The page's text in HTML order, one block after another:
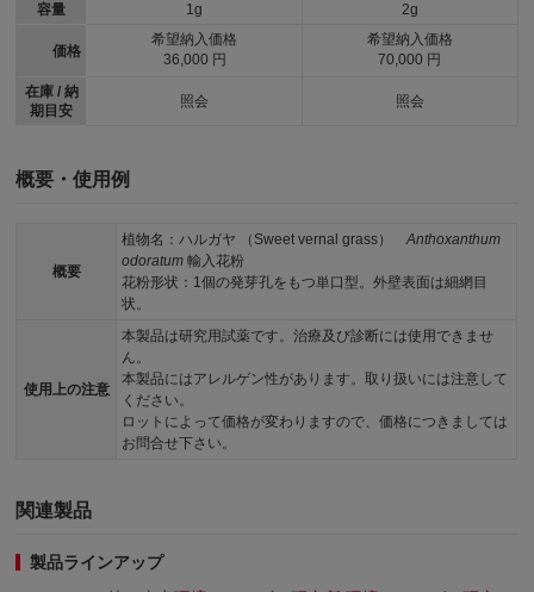
容量
価格
在庫 / 納
期目安
1g
希望納入価格
36,000 円
照会
2g
希望納入価格
70,000 円
照会
概要・使用例
概要
植物名：ハルガヤ （Sweet vernal grass）Anthoxanthum
odoratum 輸入花粉
花粉形状：1個の発芽孔をもつ単口型。外壁表面は細網目
状。
使用上の注意
本製品は研究用試薬です。治療及び診断には使用できませ
ん。
本製品にはアレルゲン性があります。取り扱いには注意して
ください。
ロットによって価格が変わりますので、価格につきましては
お問合せ下さい。
関連製品
製品ラインアップ